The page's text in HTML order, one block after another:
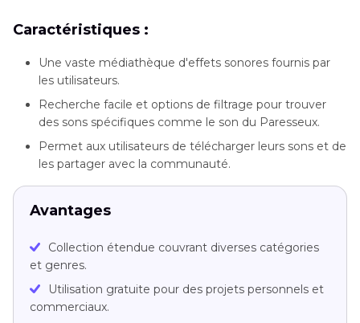
Caractéristiques :
Une vaste médiathèque d'effets sonores fournis par
les utilisateurs.
Recherche facile et options de filtrage pour trouver
des sons spécifiques comme le son du Paresseux.
Permet aux utilisateurs de télécharger leurs sons et de
les partager avec la communauté.
Avantages
Collection étendue couvrant diverses catégories
et genres.
Utilisation gratuite pour des projets personnels et
commerciaux.